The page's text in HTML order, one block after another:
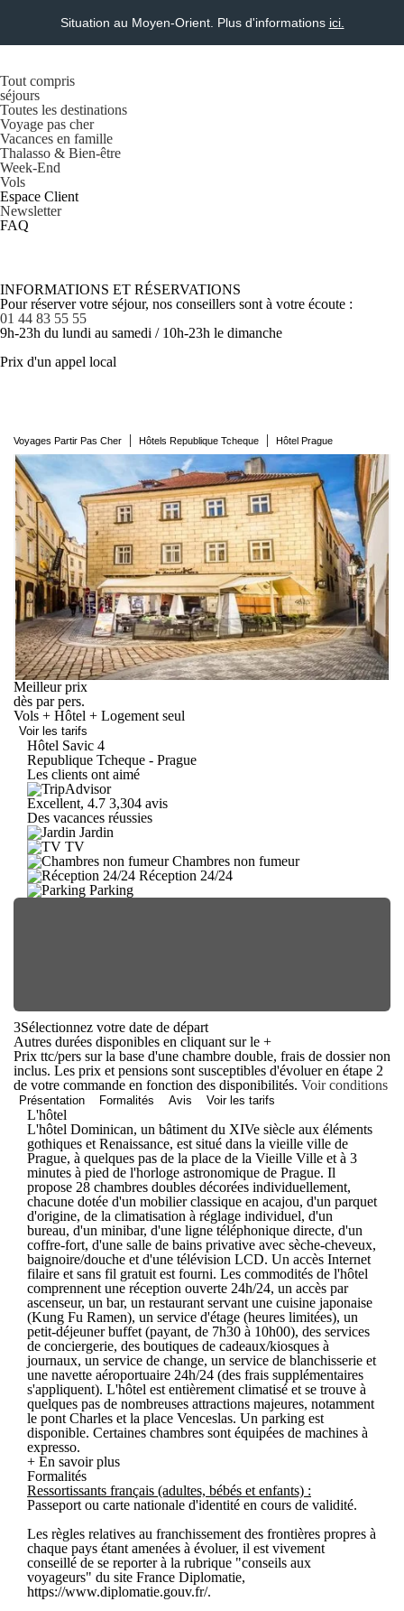
Situation au Moyen-Orient. Plus d'informations ici.
Tout compris
séjours
Toutes les destinations
Voyage pas cher
Vacances en famille
Thalasso & Bien-être
Week-End
Vols
Espace Client
Newsletter
FAQ
INFORMATIONS ET RÉSERVATIONS
Pour réserver votre séjour, nos conseillers sont à votre écoute :
01 44 83 55 55
9h-23h du lundi au samedi / 10h-23h le dimanche
Prix d'un appel local
Voyages Partir Pas Cher | Hôtels Republique Tcheque | Hôtel Prague
Meilleur prix
dès par pers.
Vols + Hôtel + Logement seul
Voir les tarifs
Hôtel Savic 4
Republique Tcheque - Prague
Les clients ont aimé
Excellent, 4.7 3,304 avis
Des vacances réussies
Jardin
TV
Chambres non fumeur
Réception 24/24
Parking
3Sélectionnez votre date de départ
Autres durées disponibles en cliquant sur le +
Prix ttc/pers sur la base d'une chambre double, frais de dossier non
inclus. Les prix et pensions sont susceptibles d'évoluer en étape 2
de votre commande en fonction des disponibilités. Voir conditions
Présentation Formalités Avis Voir les tarifs
L'hôtel
L'hôtel Dominican, un bâtiment du XIVe siècle aux éléments
gothiques et Renaissance, est situé dans la vieille ville de
Prague, à quelques pas de la place de la Vieille Ville et à 3
minutes à pied de l'horloge astronomique de Prague. Il
propose 28 chambres doubles décorées individuellement,
chacune dotée d'un mobilier classique en acajou, d'un parquet
d'origine, de la climatisation à réglage individuel, d'un
bureau, d'un minibar, d'une ligne téléphonique directe, d'un
coffre-fort, d'une salle de bains privative avec sèche-cheveux,
baignoire/douche et d'une télévision LCD. Un accès Internet
filaire et sans fil gratuit est fourni. Les commodités de l'hôtel
comprennent une réception ouverte 24h/24, un accès par
ascenseur, un bar, un restaurant servant une cuisine japonaise
(Kung Fu Ramen), un service d'étage (heures limitées), un
petit-déjeuner buffet (payant, de 7h30 à 10h00), des services
de conciergerie, des boutiques de cadeaux/kiosques à
journaux, un service de change, un service de blanchisserie et
une navette aéroportuaire 24h/24 (des frais supplémentaires
s'appliquent). L'hôtel est entièrement climatisé et se trouve à
quelques pas de nombreuses attractions majeures, notamment
le pont Charles et la place Venceslas. Un parking est
disponible. Certaines chambres sont équipées de machines à
expresso.
+ En savoir plus
Formalités
Ressortissants français (adultes, bébés et enfants) :
Passeport ou carte nationale d'identité en cours de validité.
Les règles relatives au franchissement des frontières propres à
chaque pays étant amenées à évoluer, il est vivement
conseillé de se reporter à la rubrique "conseils aux
voyageurs" du site France Diplomatie,
https://www.diplomatie.gouv.fr/.